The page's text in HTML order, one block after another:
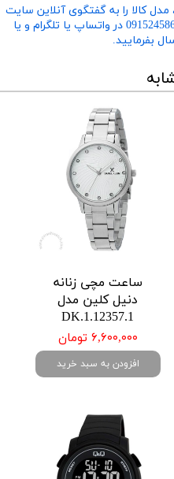
کالا را به گفتگوی آنلاین سایت
​​​​​​​(سمت چپ پایین صفحه) و یا شماره 09152458635 در واتساپ یا تلگرام و یا
بفرمایید.
ساعت مچی زنانه
دنیل کلین مدل
DK.1.12357.1
۶,۶۰۰,۰۰۰ تومان
افزودن به سبد خرید